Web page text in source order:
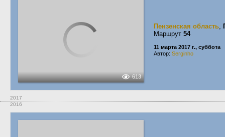
613
Пензенская область,
Маршрут 54
11 марта 2017 г., суббота
Автор: Serginho
2017
2016